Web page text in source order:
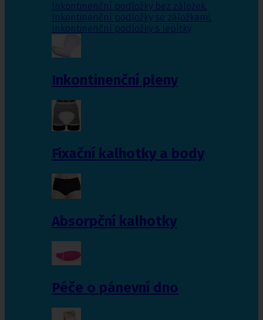
Inkontinenční podložky bez záložek,
Inkontinenční podložky se záložkami,
Inkontinenční podložky s lepítky
Inkontinenční pleny
Fixační kalhotky a body
Absorpční kalhotky
Péče o pánevní dno